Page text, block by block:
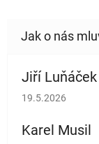
Jiří Luňáček
Hodnocení
19.5.2026
Karel Musil